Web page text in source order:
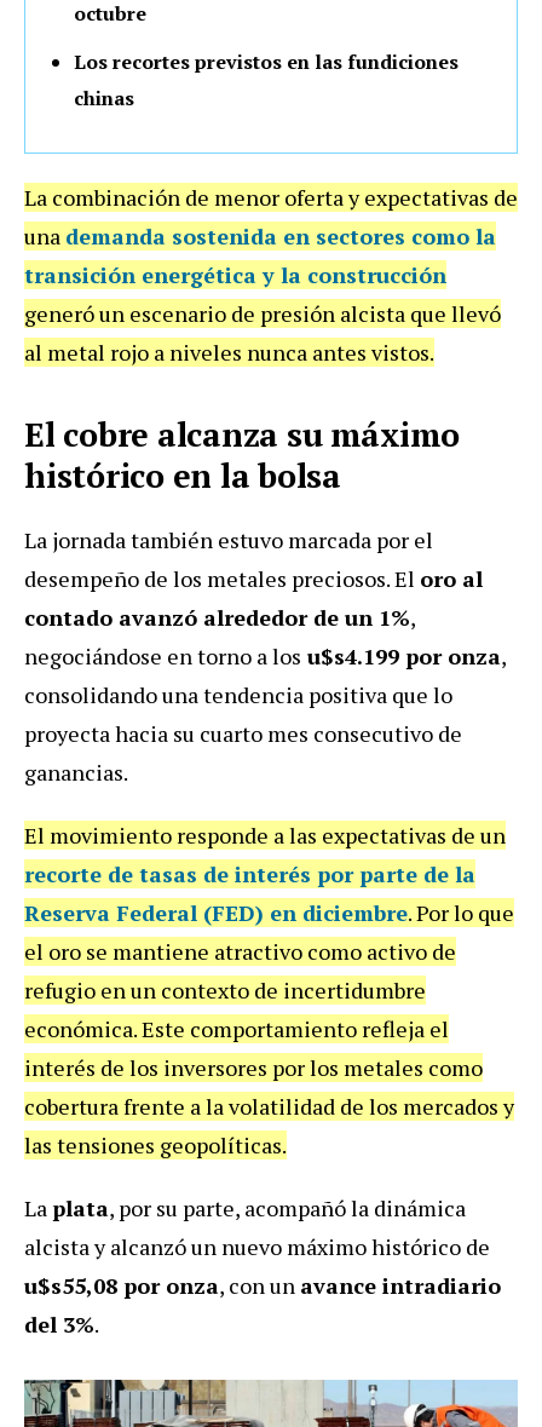
octubre
Los recortes previstos en las fundiciones
chinas
La combinación de menor oferta y expectativas de
una demanda sostenida en sectores como la
transición energética y la construcción
generó un escenario de presión alcista que llevó
al metal rojo a niveles nunca antes vistos.
El cobre alcanza su máximo
histórico en la bolsa
La jornada también estuvo marcada por el
desempeño de los metales preciosos. El oro al
contado avanzó alrededor de un 1%,
negociándose en torno a los u$s4.199 por onza,
consolidando una tendencia positiva que lo
proyecta hacia su cuarto mes consecutivo de
ganancias.
El movimiento responde a las expectativas de un
recorte de tasas de interés por parte de la
Reserva Federal (FED) en diciembre. Por lo que
el oro se mantiene atractivo como activo de
refugio en un contexto de incertidumbre
económica.Este comportamiento refleja el
interés de los inversores por los metales como
cobertura frente a la volatilidad de los mercados y
las tensiones geopolíticas.
Laplata, por su parte, acompañó la dinámica
alcista y alcanzó un nuevo máximo histórico de
u$s55,08 por onza, con un avance intradiario
del 3%.